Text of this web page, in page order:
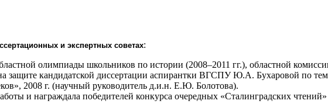
и экспертных советах:
олимпиады школьников по истории (2008–2011 гг.), областной
защите кандидатской диссертации аспирантки ВГСПУ Ю.А. Бухаровой по
2008 г. (научный руководитель д.и.н. Е.Ю. Болотова).
и награждала победителей конкурса очередных «Сталинградских чтений»